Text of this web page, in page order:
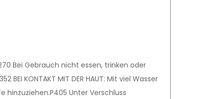
Bei Gebrauch nicht essen, trinken oder
BEI KONTAKT MIT DER HAUT: Mit viel Wasser
hinzuziehen.P405 Unter Verschluss